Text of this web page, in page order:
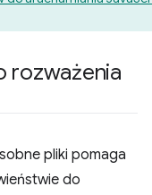
rozważenia
pliki pomaga
do